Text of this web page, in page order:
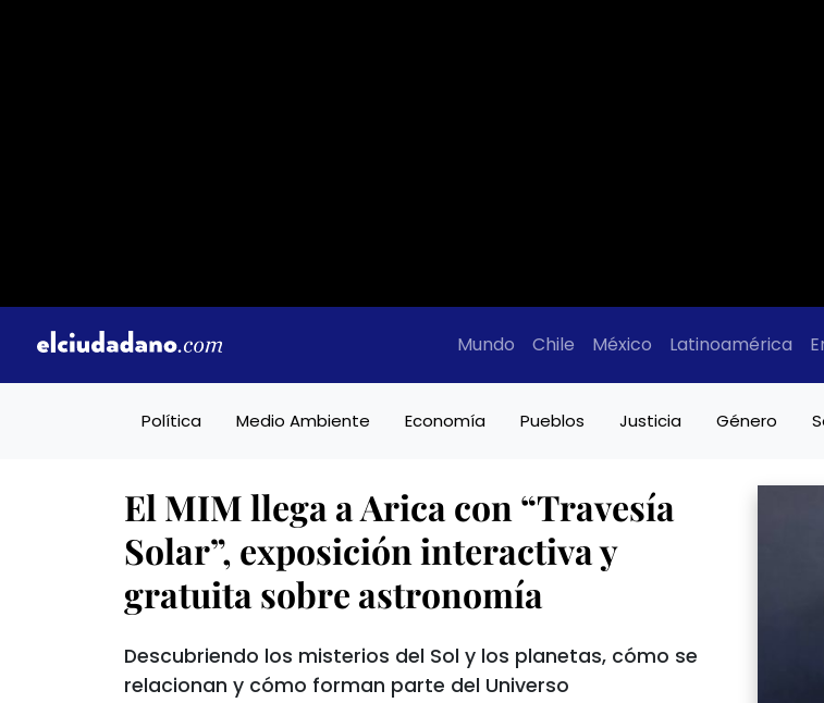
Mundo Chile México Latinoamérica
Política Medio Ambiente Economía Pueblos Justicia Género
El MIM llega a Arica con “Travesía
Solar”, exposición interactiva y
gratuita sobre astronomía
Descubriendo los misterios del Sol y los planetas, cómo se
relacionan y cómo forman parte del Universo